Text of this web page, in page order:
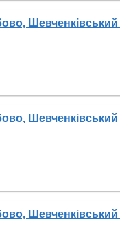
Шевченківський
Шевченківський
Шевченківський